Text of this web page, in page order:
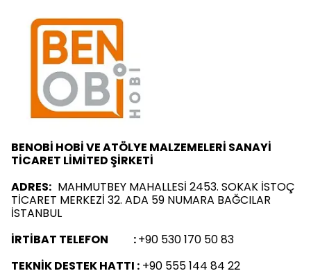
BENOBİ HOBİ VE ATÖLYE MALZEMELERİ SANAYİ
TİCARET LİMİTED ŞİRKETİ
ADRES: MAHMUTBEY MAHALLESİ 2453. SOKAK İSTOÇ
TİCARET MERKEZİ 32. ADA 59 NUMARA BAĞCILAR
İSTANBUL
İRTİBAT TELEFON :+90 530 170 50 83
TEKNİK DESTEK HATTI : +90 555 144 84 22